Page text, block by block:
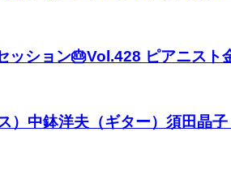
ッション🎂Vol.428 ピアニスト
中鉢洋夫（ギター）須田晶子